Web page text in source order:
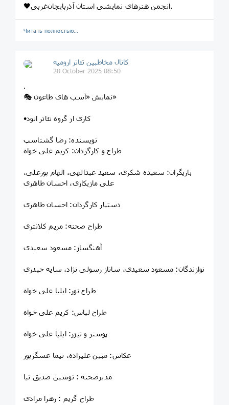
🖤انجمن هنرهای نمایشی استان آذربایجان‌غربی.
Читать полностью…
کانال مخاطبین تئاتر ارومیه
20 October 2025 08:50
.
🎭 نمایش «اَسب های طاعون»
•کاری از گروه تئاتر اتود
نویسنده: رضا گشتاسپ
طراح و کارگردان: کریم علی خواه
بازیگران: سعیده شکری، سعید عبدالهی، الهام پورعلی،
علی مازیکاری، احسان طاهری
دستیار کارگردان: احسان طاهری
طراح صحنه: مریم کلانتری
آهنگساز: مسعود سعیدی
نوازندگان: مسعود سعیدی، ساناز رسولی نژاد، سایه حیدری
طراح نور: ایلیا علی خواه
طراح لباس: کریم علی خواه
پوستر و تیزر: ایلیا علی خواه
عکاس: مبین علیزاده، نیما عسگرپور
مدیرصحنه : نوشین صدیق نیا
طراح گریم : زهرا مرادی